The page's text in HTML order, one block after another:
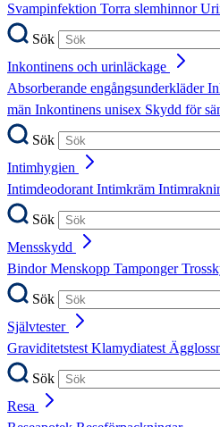
Svampinfektion Torra slemhinnor
Sök
Inkontinens och urinläckage
Absorberande engångsunderkläder
män Inkontinens unisex Skydd för
Sök
Intimhygien
IntimdeodorantIntimkräm
Sök
Mensskydd
BindorMenskopp Tamponger
Sök
Självtester
GraviditetstestKlamydiatest
Sök
Resa